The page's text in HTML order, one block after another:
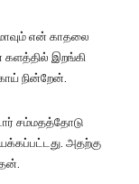
என் காதலை
களத்தில் இறங்கி
நின்றேன்.
சம்மதத்தோடு
அதற்கு